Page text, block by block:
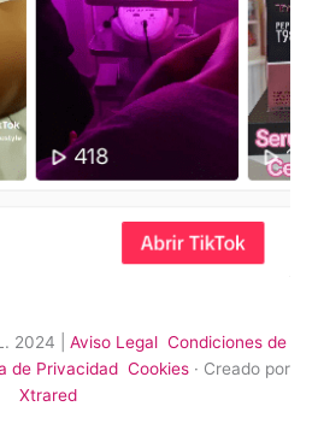
2024 | Aviso Legal Condiciones de
de Privacidad Cookies· Creado por
Xtrared